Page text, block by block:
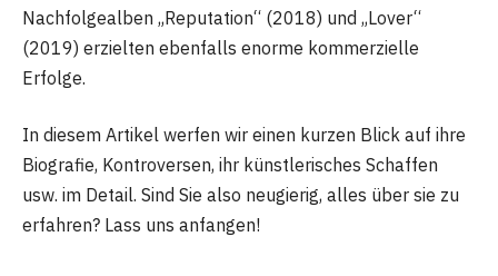
Nachfolgealben „Reputation“ (2018) und „Lover“
(2019) erzielten ebenfalls enorme kommerzielle
Erfolge.
In diesem Artikel werfen wir einen kurzen Blick auf ihre
Biografie, Kontroversen, ihr künstlerisches Schaffen
usw. im Detail. Sind Sie also neugierig, alles über sie zu
erfahren? Lass uns anfangen!